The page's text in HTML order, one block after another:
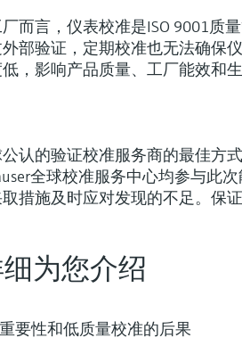
而言，仪表校准是ISO 9001质
部验证，定期校准也无法确保
，影响产品质量、工厂能效和
认的验证校准服务商的最佳方
全球校准服务中心均参与此
措施及时应对发现的不足。保
为您介绍
要性和低质量校准的后果